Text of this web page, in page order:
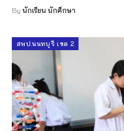
By นักเรียน นักศึกษา
สพป.นนทบุรี เขต 2